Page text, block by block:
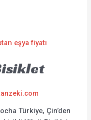
Türkiye, Çin’den